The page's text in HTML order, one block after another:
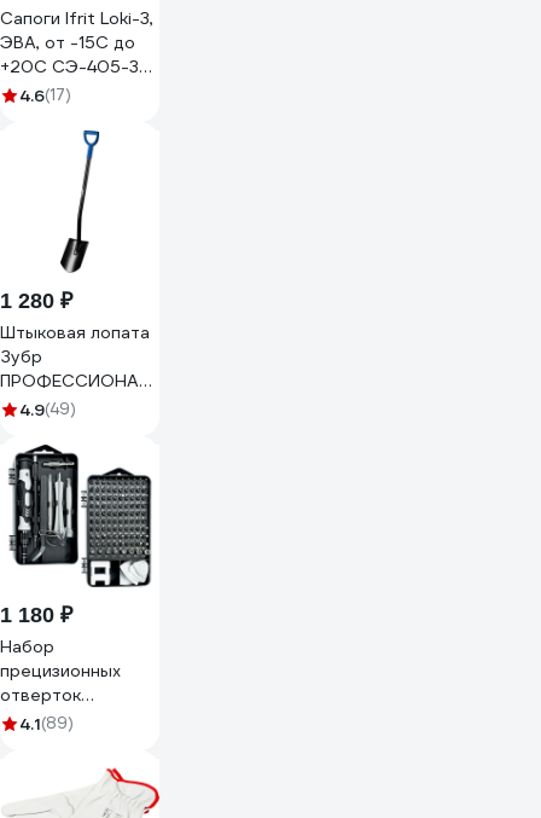
Сапоги Ifrit Loki-3,
ЭВА, от -15C до
+20C СЭ-405-3-
42/43
4.6(17)
1 280 ₽
Штыковая лопата
Зубр
ПРОФЕССИОНАЛ
стальной
черенок с
рукояткой 39555
4.9(49)
1 180 ₽
Набор
прецизионных
отверток
vertextools 115
4.1(89)